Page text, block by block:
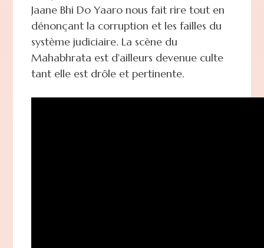
Jaane Bhi Do Yaaro nous fait rire tout en
dénonçant la corruption et les failles du
système judiciaire. La scène du
Mahabhrata est d'ailleurs devenue culte
tant elle est drôle et pertinente.